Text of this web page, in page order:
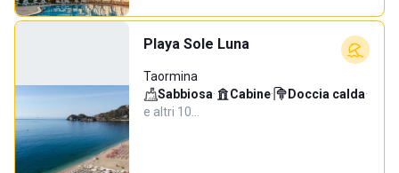
Playa Sole Luna
Taormina
Sabbiosa· Cabine· Doccia calda·
e altri 10…